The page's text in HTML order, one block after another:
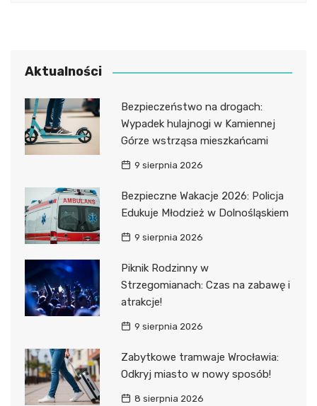
Aktualności
Bezpieczeństwo na drogach:
Wypadek hulajnogi w Kamiennej
Górze wstrząsa mieszkańcami
9 sierpnia 2026
Bezpieczne Wakacje 2026: Policja
Edukuje Młodzież w Dolnośląskiem
9 sierpnia 2026
Piknik Rodzinny w
Strzegomianach: Czas na zabawę i
atrakcje!
9 sierpnia 2026
Zabytkowe tramwaje Wrocławia:
Odkryj miasto w nowy sposób!
8 sierpnia 2026